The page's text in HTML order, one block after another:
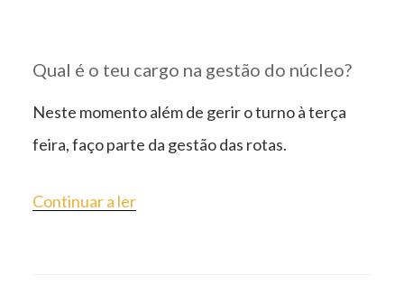
Qual é o teu cargo na gestão do núcleo?
Neste momento além de gerir o turno à terça
feira, faço parte da gestão das rotas.
Continuar a ler“ENTREVISTA